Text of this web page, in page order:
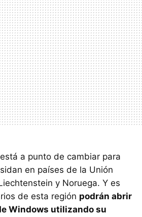
a punto de cambiar para
en países de la Unión
y Noruega. Y es
de esta región podrán abrir
Windows utilizando su